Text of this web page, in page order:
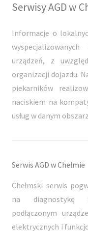
Serwisy AGD w
Informacje o
urządzeń, z
organizacji dojazdu.
piekarników
naciskiem na
usług w danym
Serwis AGD w Chełmie
Chełmski serwis
na diagnostykę
podłączonym
elektrycznych i